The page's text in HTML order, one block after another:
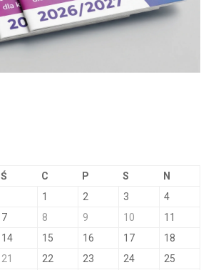
Ś C P S N
1 2 3
4
7 8 9 10
11
14 15 16 17
18
21 22 23 24
25